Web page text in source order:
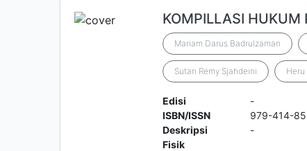
KOMPILLASI HUKUM
Mariam Darus Badrulzaman
Sutan Remy Sjahdeini Heru
Edisi
-
ISBN/ISSN
979-414-
Deskripsi
Fisik
-